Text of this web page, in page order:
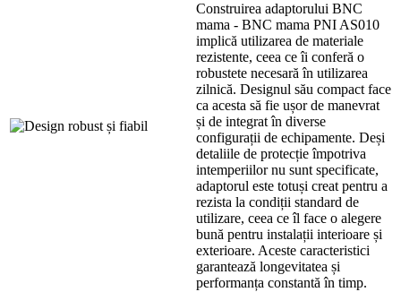
Construirea adaptorului BNC
mama - BNC mama PNI AS010
implică utilizarea de materiale
rezistente, ceea ce îi conferă o
robustete necesară în utilizarea
zilnică. Designul său compact face
ca acesta să fie ușor de manevrat
și de integrat în diverse
configurații de echipamente. Deși
detaliile de protecție împotriva
intemperiilor nu sunt specificate,
adaptorul este totuși creat pentru a
rezista la condiții standard de
utilizare, ceea ce îl face o alegere
bună pentru instalații interioare și
exterioare. Aceste caracteristici
garantează longevitatea și
performanța constantă în timp.